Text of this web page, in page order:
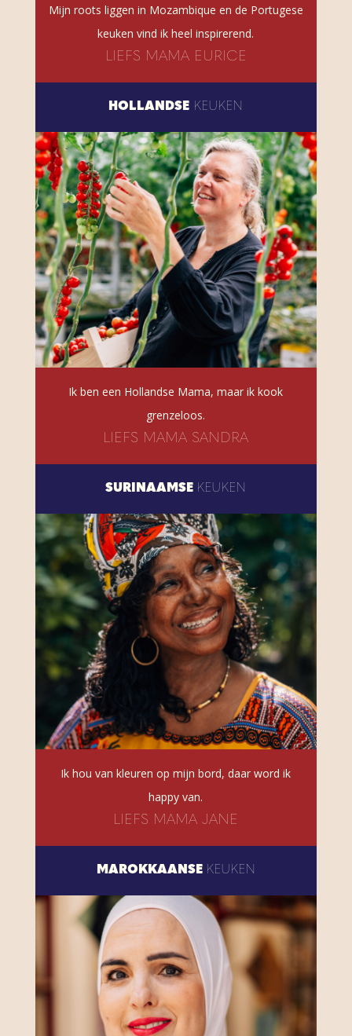
Mijn roots liggen in Mozambique en de Portugese
keuken vind ik heel inspirerend.
LIEFS MAMA EURICE
HOLLANDSE KEUKEN
Ik ben een Hollandse Mama, maar ik kook
grenzeloos.
LIEFS MAMA SANDRA
SURINAAMSE KEUKEN
Ik hou van kleuren op mijn bord, daar word ik
happy van.
LIEFS MAMA JANE
MAROKKAANSE KEUKEN